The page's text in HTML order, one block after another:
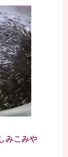
みこみや